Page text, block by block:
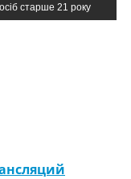
старше 21 року